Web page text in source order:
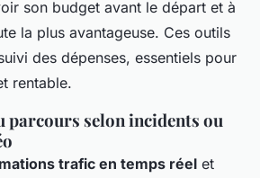
son budget avant le départ et à
la plus avantageuse. Ces outils
des dépenses, essentiels pour
rentable.
parcours selon incidents ou
trafic en temps réel et